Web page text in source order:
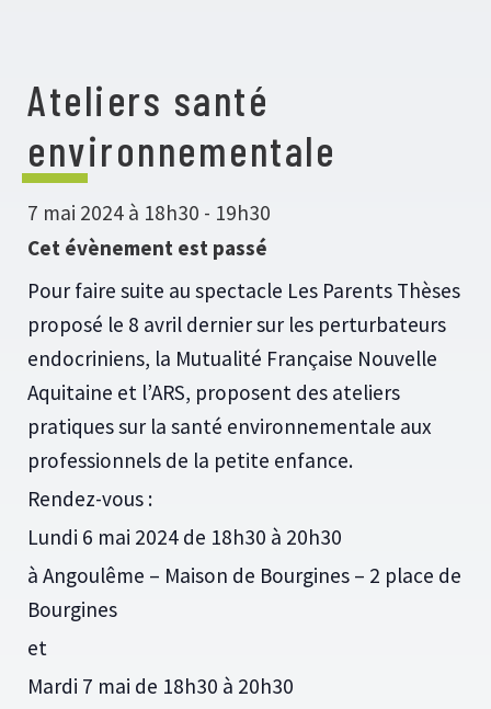
Ateliers santé
environnementale
7 mai 2024 à 18h30 - 19h30
Cet évènement est passé
Pour faire suite au spectacle Les Parents Thèses
proposé le 8 avril dernier sur les perturbateurs
endocriniens, la Mutualité Française Nouvelle
Aquitaine et l’ARS, proposent des ateliers
pratiques sur la santé environnementale aux
professionnels de la petite enfance.
Rendez-vous :
Lundi 6 mai 2024 de 18h30 à 20h30
à Angoulême – Maison de Bourgines – 2 place de
Bourgines
et
Mardi 7 mai de 18h30 à 20h30